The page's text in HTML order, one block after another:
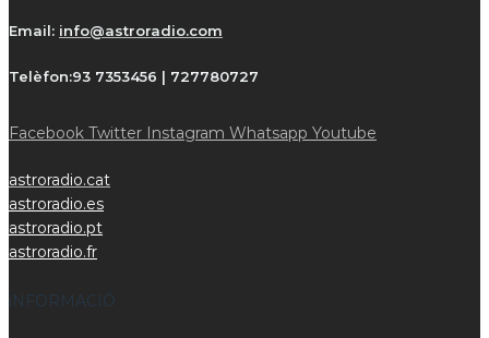
Email: info@astroradio.com
Telèfon:93 7353456 | 727780727
Facebook Twitter Instagram Whatsapp Youtube
astroradio.cat
astroradio.es
astroradio.pt
astroradio.fr
iNFORMACIÓ